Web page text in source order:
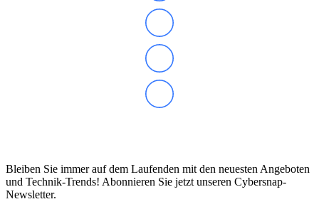
Bleiben Sie immer auf dem Laufenden mit den neuesten Angeboten
und Technik-Trends! Abonnieren Sie jetzt unseren Cybersnap-
Newsletter.